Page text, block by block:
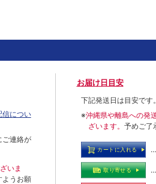
信につい
ご連絡が
いま
ようお願
お届け日目安
下記発送日は目安です。
※沖縄県や離島への発
ざいます。 予めご了
カートに入れる
取り寄せる